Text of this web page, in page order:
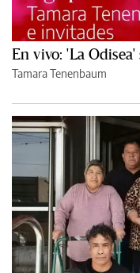
En vivo: 'La
Tamara Tenenbaum